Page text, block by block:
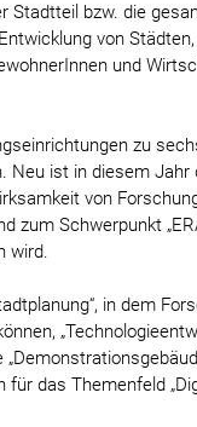
Stadtteil bzw. die
von
und
zu
Neu ist in diesem Jahr
von
zum Schwerpunkt
wird.
in dem
das Themenfeld